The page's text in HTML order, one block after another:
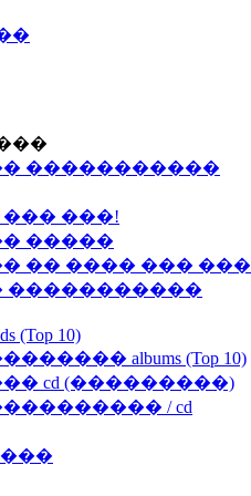
�����������
��� ���!
�����
�� ���� ���
�����������
(Top 10)
albums (Top 10)
cd (���������)
/ cd
����